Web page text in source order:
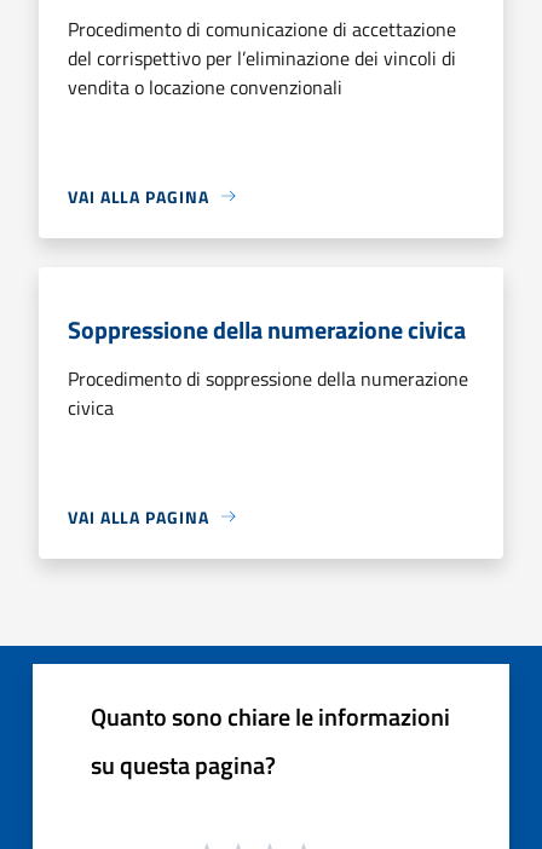
Procedimento di comunicazione di accettazione
del corrispettivo per l’eliminazione dei vincoli di
vendita o locazione convenzionali
VAI ALLA PAGINA
Soppressione della numerazione civica
Procedimento di soppressione della numerazione
civica
VAI ALLA PAGINA
Quanto sono chiare le informazioni
su questa pagina?